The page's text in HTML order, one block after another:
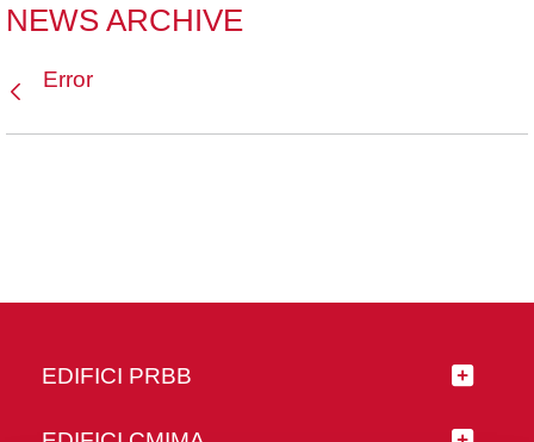
NEWS ARCHIVE
Error
EDIFICI PRBB